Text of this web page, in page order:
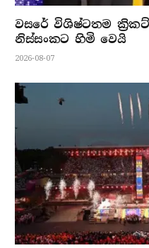
වසරේ විශිෂ්ටතම
නිස්සංකට හිමි වෙයි
2026-08-07